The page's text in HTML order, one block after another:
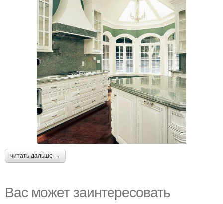
читать дальше →
Вас может заинтересовать